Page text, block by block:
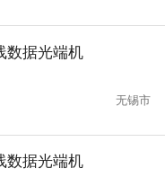
数据光端机
无锡市
数据光端机